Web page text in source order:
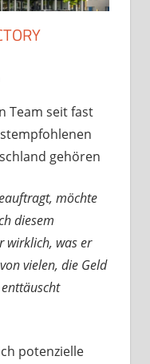
Business
Building
Factory
Team seit fast
gehören
möchte
diesem
wirklich, was er
vielen, die Geld
potenzielle